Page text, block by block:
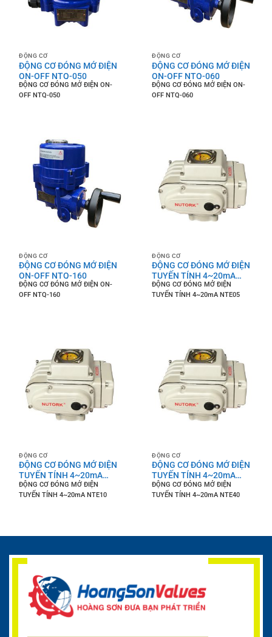
ĐỘNG CƠ
ĐỘNG CƠ ĐÓNG MỞ ĐIỆN
ON-OFF NTQ-050
ĐỘNG CƠ ĐÓNG MỞ ĐIỆN ON-
OFF NTQ-050
ĐỘNG CƠ
ĐỘNG CƠ ĐÓNG MỞ ĐIỆN
ON-OFF NTQ-060
ĐỘNG CƠ ĐÓNG MỞ ĐIỆN ON-
OFF NTQ-060
ĐỘNG CƠ
ĐỘNG CƠ ĐÓNG MỞ ĐIỆN
ON-OFF NTQ-160
ĐỘNG CƠ ĐÓNG MỞ ĐIỆN ON-
OFF NTQ-160
ĐỘNG CƠ
ĐỘNG CƠ ĐÓNG MỞ ĐIỆN
TUYẾN TÍNH 4~20mA
NTE05
ĐỘNG CƠ ĐÓNG MỞ ĐIỆN
TUYẾN TÍNH 4~20mA NTE05
ĐỘNG CƠ
ĐỘNG CƠ ĐÓNG MỞ ĐIỆN
TUYẾN TÍNH 4~20mA
NTE10
ĐỘNG CƠ ĐÓNG MỞ ĐIỆN
TUYẾN TÍNH 4~20mA NTE10
ĐỘNG CƠ
ĐỘNG CƠ ĐÓNG MỞ ĐIỆN
TUYẾN TÍNH 4~20mA
NTE40
ĐỘNG CƠ ĐÓNG MỞ ĐIỆN
TUYẾN TÍNH 4~20mA NTE40